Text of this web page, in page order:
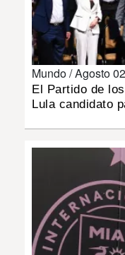
SHOW
DEPORTES
MULTIMEDIA
IMPRESO
Mundo /Agosto
El Partido de
Lula candidato